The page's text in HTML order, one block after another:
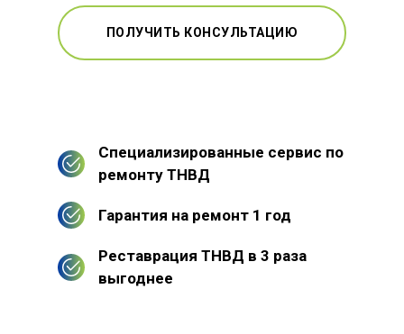
ПОЛУЧИТЬ КОНСУЛЬТАЦИЮ
Специализированные сервис по
ремонту ТНВД
Гарантия на ремонт 1 год
Реставрация ТНВД в 3 раза
выгоднее